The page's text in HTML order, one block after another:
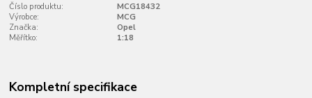
Číslo produktu:
MCG18432
Výrobce:
MCG
Značka:
Opel
Měřítko:
1:18
Kompletní specifikace